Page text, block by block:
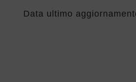
Data ultimo